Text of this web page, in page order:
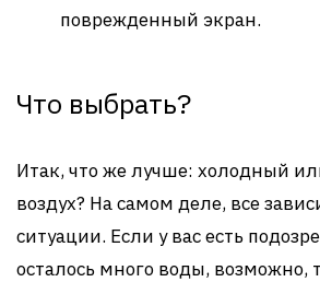
поврежденный экран.
Что выбрать?
Итак, что же лучше: холодный
воздух? На самом деле, все
ситуации. Если у вас есть
осталось много воды, возможно,